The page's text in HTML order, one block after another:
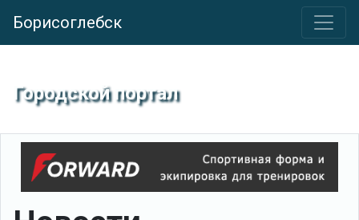
Борисоглебск
Городской портал